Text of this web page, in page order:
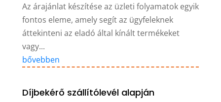
Az árajánlat készítése az üzleti folyamatok egyik
fontos eleme, amely segít az ügyfeleknek
áttekinteni az eladó által kínált termékeket
vagy...
bővebben
Díjbekérő szállítólevél alapján